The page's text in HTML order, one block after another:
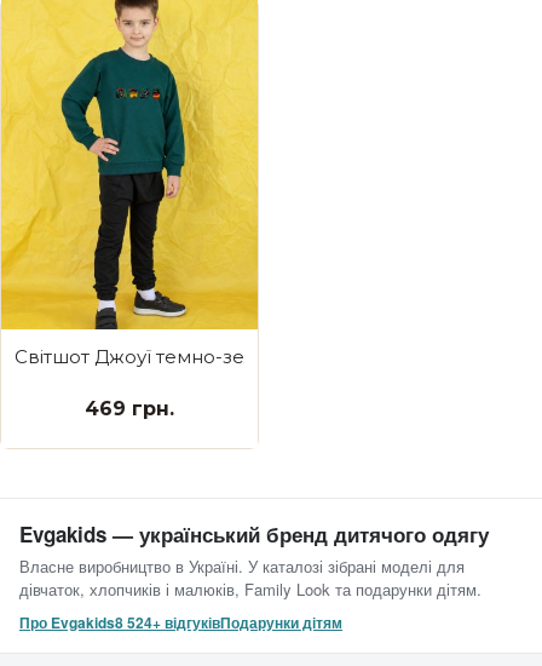
Світшот Джоуї темно-зелений Новорічні бешкетники
469 грн.
Evgakids — український бренд дитячого одягу
Власне виробництво в Україні. У каталозі зібрані моделі для
дівчаток, хлопчиків і малюків, Family Look та подарунки дітям.
Про Evgakids8 524+ відгуківПодарунки дітям